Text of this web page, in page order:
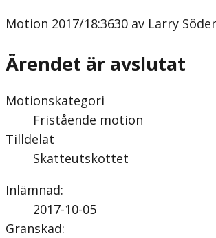
Motion 2017/18:3630 av Larry
Ärendet är avslutat
Motionskategori
Fristående motion
Tilldelat
Skatteutskottet
Inlämnad:
2017-10-05
Granskad: